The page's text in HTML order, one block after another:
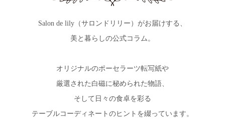
Salon de lily（サロンドリリー）がお届けする、
美と暮らしの公式コラム。
オリジナルのポーセラーツ転写紙や
厳選された白磁に秘められた物語、
そして日々の食卓を彩る
テーブルコーディネートのヒントを綴っています。